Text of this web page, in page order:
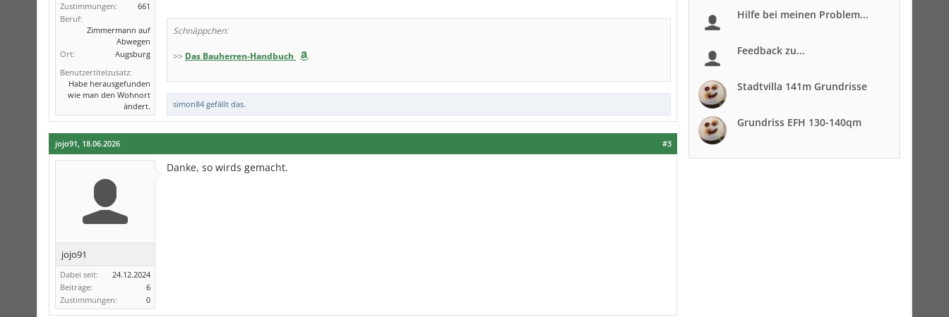
Zustimmungen:
661
Beruf:
Zimmermann auf
Abwegen
Ort:
Augsburg
Benutzertitelzusatz:
Habe herausgefunden
wie man den Wohnort
ändert.
Schnäppchen:
>> Das Bauherren-Handbuch
simon84 gefällt das.
#3
jojo91, 18.06.2026
jojo91
Dabei seit:
24.12.2024
Beiträge:
6
Zustimmungen:
0
Danke, so wirds gemacht.
Hilfe bei meinen Problem...
Feedback zu...
Stadtvilla 141m Grundrisse
Grundriss EFH 130-140qm